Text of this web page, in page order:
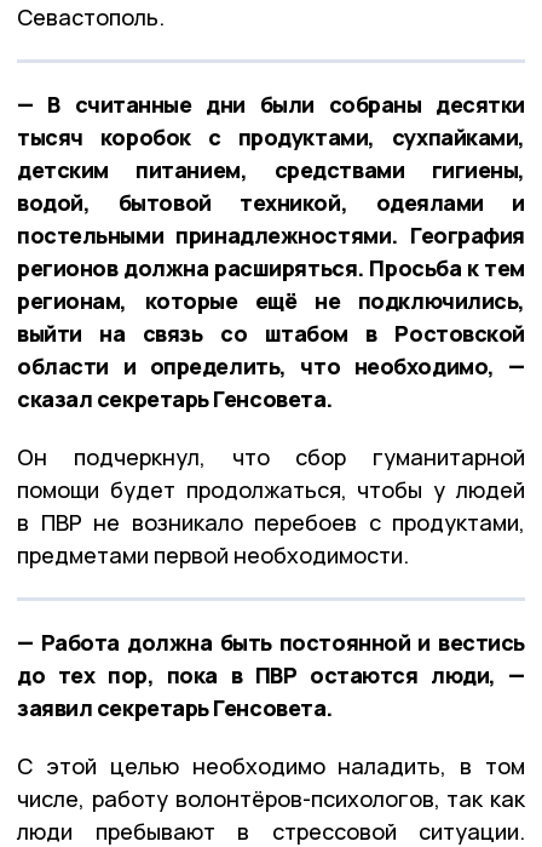
Севастополь.
— В считанные дни были собраны десятки
тысяч коробок с продуктами, сухпайками,
детским питанием, средствами гигиены,
водой, бытовой техникой, одеялами и
постельными принадлежностями. География
регионов должна расширяться. Просьба к тем
регионам, которые ещё не подключились,
выйти на связь со штабом в Ростовской
области и определить, что необходимо, —
сказал секретарь Генсовета.
Он подчеркнул, что сбор гуманитарной
помощи будет продолжаться, чтобы у людей
в ПВР не возникало перебоев с продуктами,
предметами первой необходимости.
— Работа должна быть постоянной и вестись
до тех пор, пока в ПВР остаются люди, —
заявил секретарь Генсовета.
С этой целью необходимо наладить, в том
числе, работу волонтёров-психологов, так как
люди пребывают в стрессовой ситуации.